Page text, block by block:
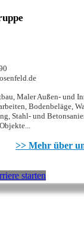
Maler Außen- und
Bodenbeläge,
Stahl- und
>> Mehr über
starten